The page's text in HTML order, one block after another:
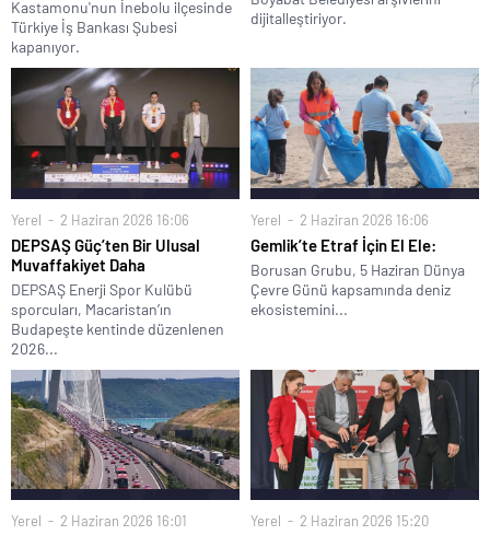
Kastamonu'nun İnebolu ilçesinde
Türkiye İş Bankası Şubesi
kapanıyor.
dijitalleştiriyor.
Yerel 2 Haziran 2026 16:06
DEPSAŞ Güç’ten Bir Ulusal
Muvaffakiyet Daha
DEPSAŞ Enerji Spor Kulübü
sporcuları, Macaristan’ın
Budapeşte kentinde düzenlenen
2026...
Yerel 2 Haziran 2026 16:06
Gemlik’te Etraf İçin El Ele:
Borusan Grubu, 5 Haziran Dünya
Çevre Günü kapsamında deniz
ekosistemini...
Yerel 2 Haziran 2026 16:01 Yerel 2 Haziran 2026 15:20